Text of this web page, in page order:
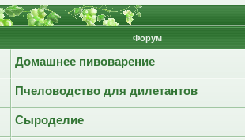
Форум
Домашнее пивоварение
Пчеловодство для дилетантов
Сыроделие